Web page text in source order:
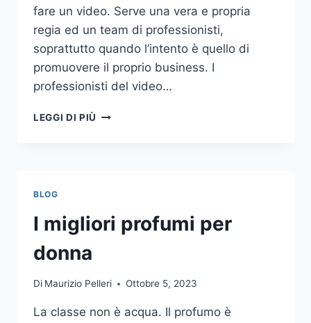
fare un video. Serve una vera e propria
regia ed un team di professionisti,
soprattutto quando l’intento è quello di
promuovere il proprio business. I
professionisti del video…
LEGGI DI PIÙ
VIDEO
BLOG
I migliori profumi per
donna
Di Maurizio Pelleri Ottobre 5, 2023
La classe non è acqua. Il profumo è